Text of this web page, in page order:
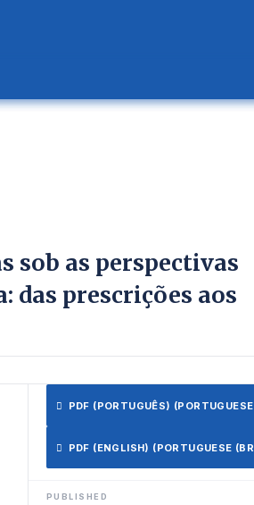
sob as perspectivas
das prescrições aos
PDF (PORTUGUÊS) (PORTUGUESE (BRAZIL))
PDF (ENGLISH) (PORTUGUESE (BRAZIL))
PUBLISHED